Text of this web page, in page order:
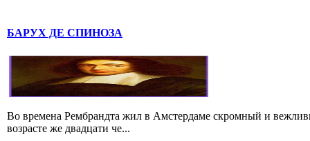
БАРУХ ДЕ СПИНОЗА
Во времена Рембрандта жил в Амстердаме скромный и
возрасте же двадцати че...